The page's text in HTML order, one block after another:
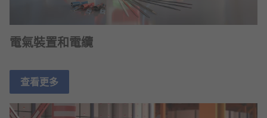
電氣裝置和電纜
查看更多